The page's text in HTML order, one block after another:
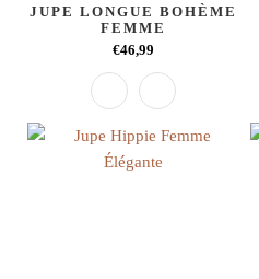
JUPE LONGUE BOHÈME
FEMME
€46,99